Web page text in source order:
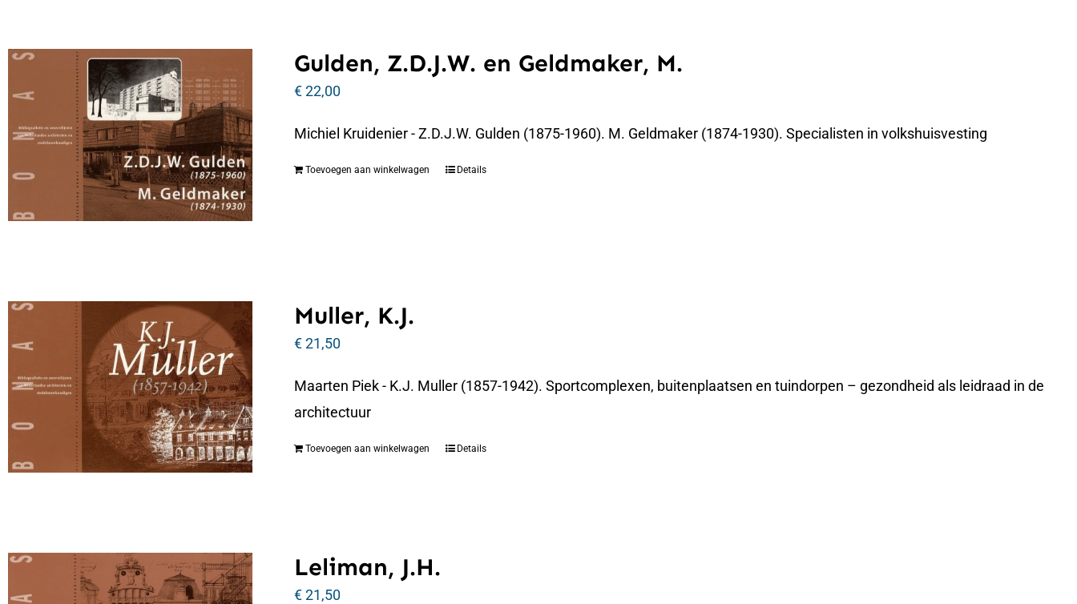
Gulden, Z.D.J.W. en Geldmaker, M.
€22,00
Michiel Kruidenier - Z.D.J.W. Gulden (1875-1960). M. Geldmaker (1874-1930). Specialisten in volkshuisvesting
Toevoegen aan winkelwagen Details
Muller, K.J.
€21,50
Maarten Piek - K.J. Muller (1857-1942). Sportcomplexen, buitenplaatsen en tuindorpen – gezondheid als leidraad in de
architectuur
Toevoegen aan winkelwagen Details
Leliman, J.H.
€21,50